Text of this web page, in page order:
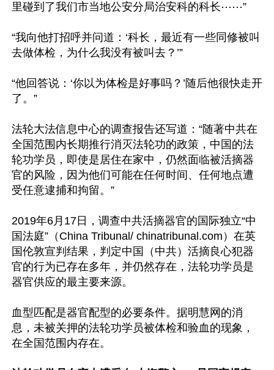
里碰到了我们市当地公安分局治安科的科长⋯⋯”
“我向他打招呼并问道：‘科长，最近有一些同修被叫
去做体检，为什么我没有被叫去？’”
“他回答说：‘你以为体检是好事吗？’随后他很快走开
了。”
法轮大法信息中心的调查报告还写道：“随著中共在
全国范围内长期推行消灭法轮功的政策，中国的法
轮功学员，即使是居住在家中，仍然面临被活摘器
官的风险，因为他们可能在任何时间、任何地点遭
受任意逮捕和拘留。”
2019年6月17日，调查中共活摘器官的国际独立“中
国法庭”（China Tribunal/ chinatribunal.com）在英
国伦敦宣判结果，判定中国（中共）活摘良心犯器
官的行为已存在多年，并仍然存在，法轮功学员是
器官供应的最主要来源。
血型匹配是器官配型的必要条件。据明慧网的消
息，未被关押的法轮功学员被体检和验血的现象，
在全国范围内存在。